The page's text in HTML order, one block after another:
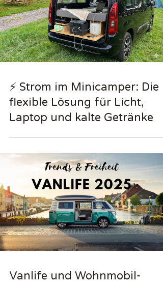
⚡ Strom im Minicamper: Die
flexible Lösung für Licht,
Laptop und kalte Getränke
Vanlife und Wohnmobil-